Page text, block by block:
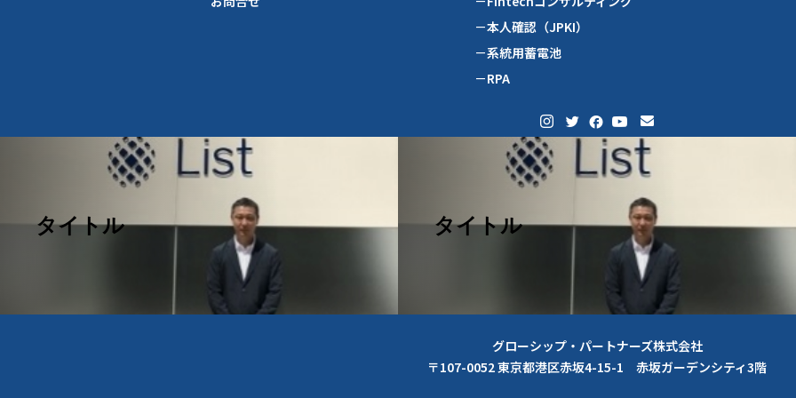
－本人確認（JPKI）
－系統用蓄電池
－RPA
タイトル タイトル
グローシップ・パートナーズ株式会社
〒107-0052 東京都港区赤坂4-15-1 赤坂ガーデンシティ3階